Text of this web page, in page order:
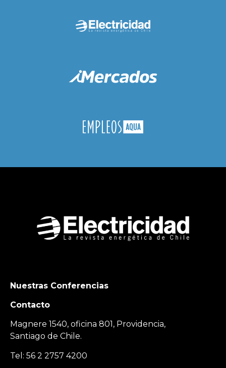
Nuestras Conferencias
Contacto
Magnere 1540, oficina 801, Providencia,
Santiago de Chile.
Tel: 56 2 2757 4200